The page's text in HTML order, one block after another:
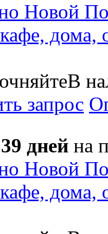
Новой
дома,
В
запрос
дней на
Новой
дома,